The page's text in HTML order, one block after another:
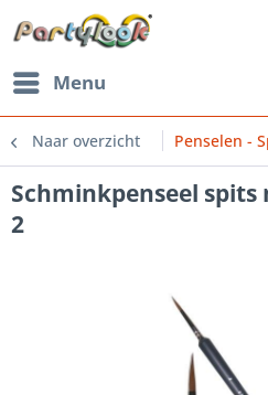
Menu
Naar overzicht Penselen -
Schminkpenseel
2